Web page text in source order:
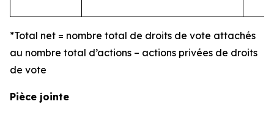
*Total net = nombre total de droits de vote attachés
au nombre total d’actions – actions privées de droits
de vote
Pièce jointe